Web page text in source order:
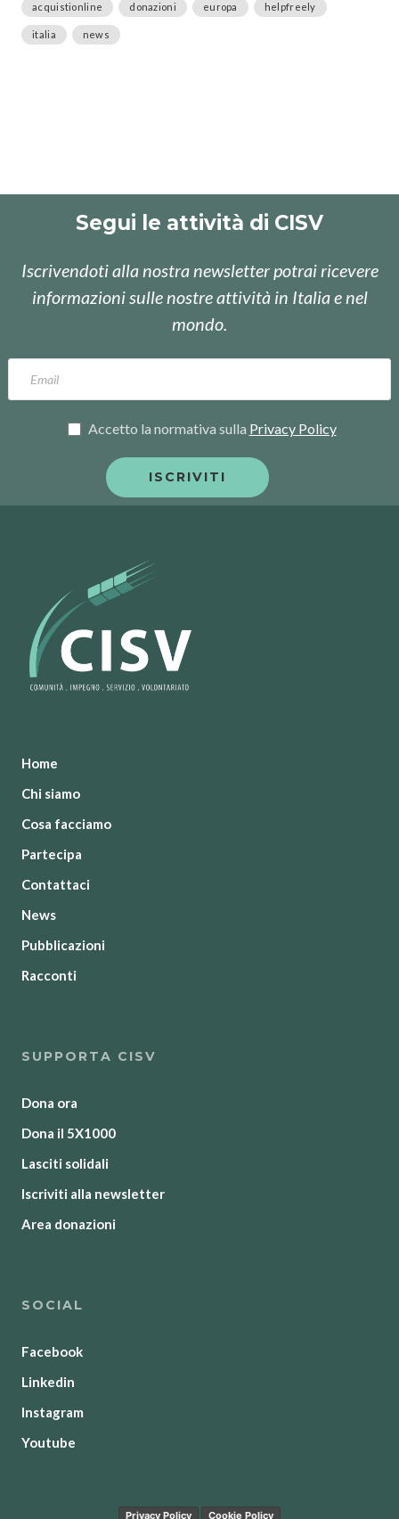
acquistionline donazioni europa helpfreely
italia news
Segui le attività di CISV
Iscrivendoti alla nostra newsletter potrai ricevere
informazioni sulle nostre attività in Italia e nel
mondo.
Accetto la normativa sulla Privacy Policy
Home
Chi siamo
Cosa facciamo
Partecipa
Contattaci
News
Pubblicazioni
Racconti
SUPPORTA CISV
Dona ora
Dona il 5X1000
Lasciti solidali
Iscriviti alla newsletter
Area donazioni
SOCIAL
Facebook
Linkedin
Instagram
Youtube
Privacy Policy Cookie Policy